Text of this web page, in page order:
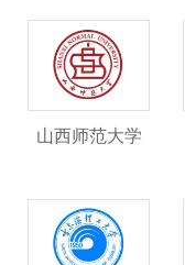
山西师范大学